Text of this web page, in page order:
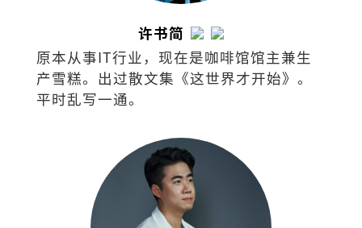
许书简
原本从事IT行业，现在是咖啡馆馆主兼生
产雪糕。出过散文集《这世界才开始》。
平时乱写一通。